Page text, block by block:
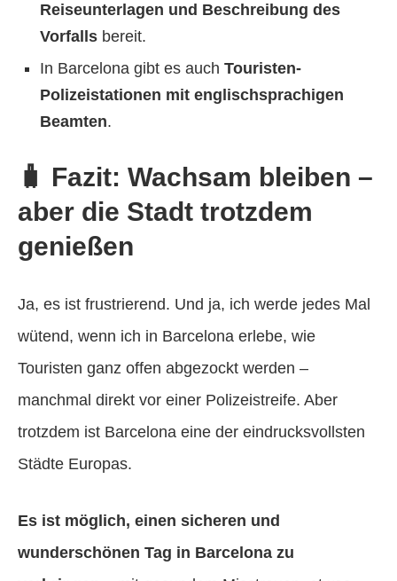
Reiseunterlagen und Beschreibung des
Vorfalls bereit.
In Barcelona gibt es auch Touristen-
Polizeistationen mit englischsprachigen
Beamten.
🧳 Fazit: Wachsam bleiben –
aber die Stadt trotzdem
genießen
Ja, es ist frustrierend. Und ja, ich werde jedes Mal
wütend, wenn ich in Barcelona erlebe, wie
Touristen ganz offen abgezockt werden –
manchmal direkt vor einer Polizeistreife. Aber
trotzdem ist Barcelona eine der eindrucksvollsten
Städte Europas.
Es ist möglich, einen sicheren und
wunderschönen Tag in Barcelona zu